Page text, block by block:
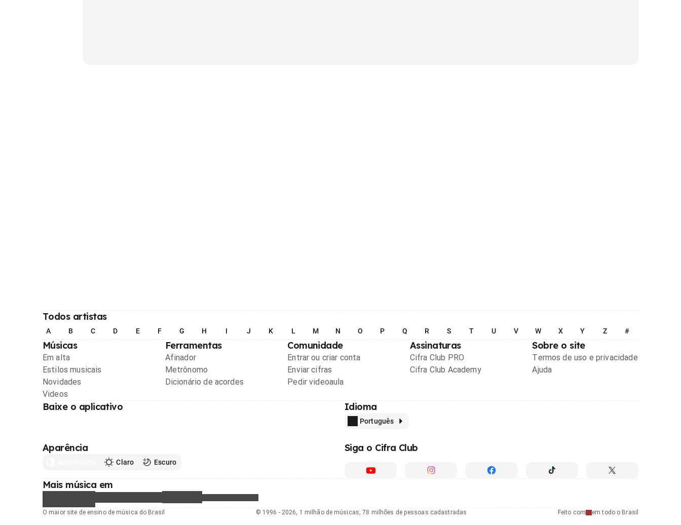
Todos artistas
A B C D E F G H I J K L M N O P Q R S T U V W X Y Z #
Músicas
Em alta
Estilos musicais
Novidades
Videos
Ferramentas
Afinador
Metrônomo
Dicionário de acordes
Comunidade
Entrar ou criar conta
Enviar cifras
Pedir videoaula
Assinaturas
Cifra Club PRO
Cifra Club Academy
Sobre o site
Termos de uso e privacidade
Ajuda
Baixe o aplicativo Idioma
Português
Aparência
Claro Escuro
Siga o Cifra Club
Mais música em
O maior site de ensino de música do Brasil Feito com em todo o Brasil
© 1996 - 2026, 1 milhão de músicas, 78 milhões de pessoas cadastradas